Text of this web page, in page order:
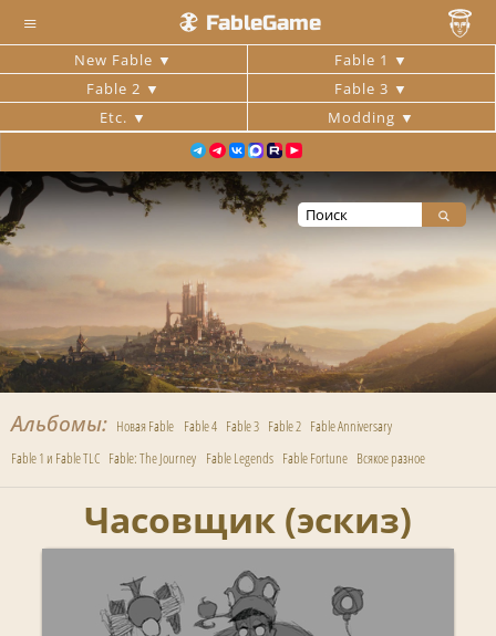
≡ FableGame
New Fable
Fable 1
Fable 2
Fable 3
Etc.
Modding
Альбомы Новая Fable Fable 4 Fable 3 Fable 2 Fable Anniversary
Fable 1 и Fable TLC Fable: The Journey Fable Legends Fable Fortune Всякое разное
Часовщик (эскиз)